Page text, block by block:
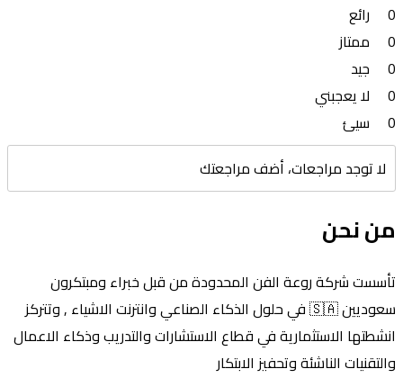
0
رائع
0
ممتاز
0
جيد
0
لا يعجبني
0
سيئ
لا توجد مراجعات، أضف مراجعتك
من نحن
تأسست شركة روعة الفن المحدودة من قبل خبراء ومبتكرون
سعوديين 🇸🇦 في حلول الذكاء الصناعي وانترنت الاشياء , وتتركز
انشطتها الاستثمارية في قطاع الاستشارات والتدريب وذكاء الاعمال
والتقنيات الناشئة وتحفيز الابتكار